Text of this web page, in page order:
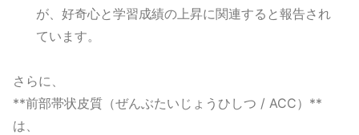
が、好奇心と学習成績の上昇に関連すると報告され
ています。
さらに、
**前部帯状皮質（ぜんぶたいじょうひしつ / ACC）**
は、